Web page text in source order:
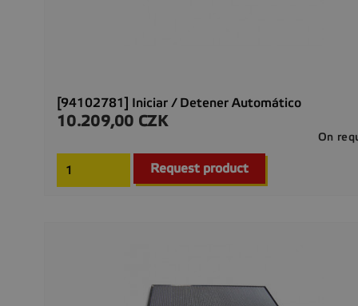
[94102781] Iniciar / Detener Automático
Precio
10.209,00 CZK
On
Request product